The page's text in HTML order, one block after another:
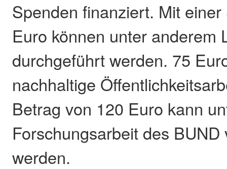
Spenden finanziert. Mit
Euro können unter anderem
durchgeführt werden. 75
nachhaltige
Betrag von 120 Euro kann
Forschungsarbeit des
werden.